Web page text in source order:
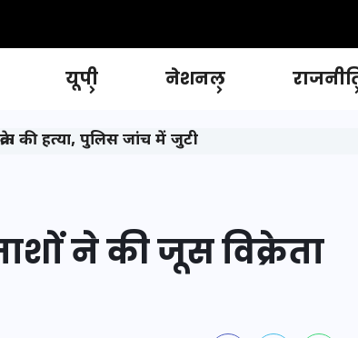
यूपी नेशनल
की हत्या, पुलिस जांच में जुटी
ने की जूस विक्रेता